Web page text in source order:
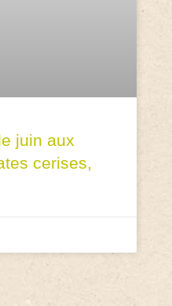
juin aux
cerises,